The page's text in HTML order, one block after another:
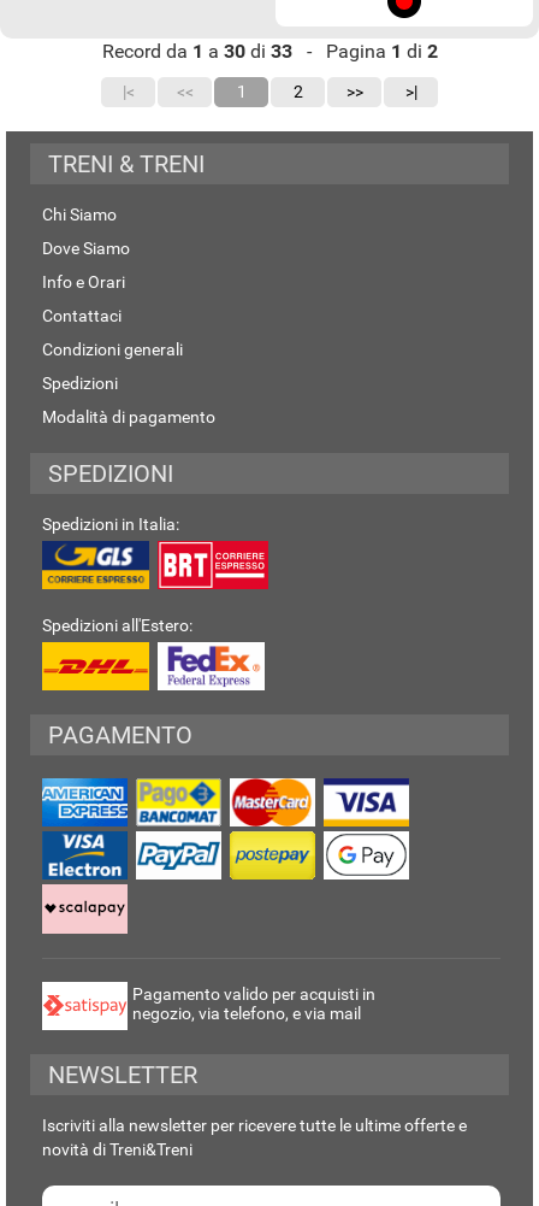
Record da 1 a 30di 33- Pagina 1 di 2
|< << 1 2 >> >|
TRENI & TRENI
Chi Siamo
Dove Siamo
Info e Orari
Contattaci
Condizioni generali
Spedizioni
Modalità di pagamento
SPEDIZIONI
Spedizioni in Italia:
Spedizioni all'Estero:
PAGAMENTO
Pagamento valido per acquisti in
negozio, via telefono, e via mail
NEWSLETTER
Iscriviti alla newsletter per ricevere tutte le ultime offerte e
novità di Treni&Treni